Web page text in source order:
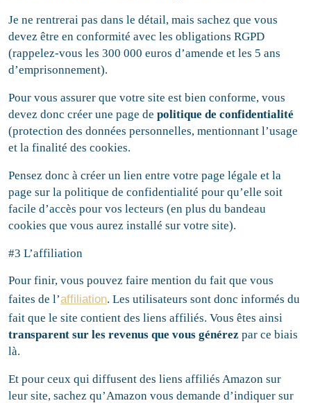
Je ne rentrerai pas dans le détail, mais sachez que vous
devez être en conformité avec les obligations RGPD
(rappelez-vous les 300 000 euros d’amende et les 5 ans
d’emprisonnement).
Pour vous assurer que votre site est bien conforme, vous
devez donc créer une page depolitique de confidentialité
(protection des données personnelles, mentionnant l’usage
et la finalité des cookies.
Pensez donc à créer un lien entre votre page légale et la
page sur la politique de confidentialité pour qu’elle soit
facile d’accès pour vos lecteurs (en plus du bandeau
cookies que vous aurez installé sur votre site).
#3 L’affiliation
Pour finir, vous pouvez faire mention du fait que vous
faites de l’affiliation. Les utilisateurs sont donc informés du
fait que le site contient des liens affiliés. Vous êtes ainsi
transparent sur les revenus que vous générez par ce biais
là.
Et pour ceux qui diffusent des liens affiliés Amazon sur
leur site, sachez qu’Amazon vous demande d’indiquer sur